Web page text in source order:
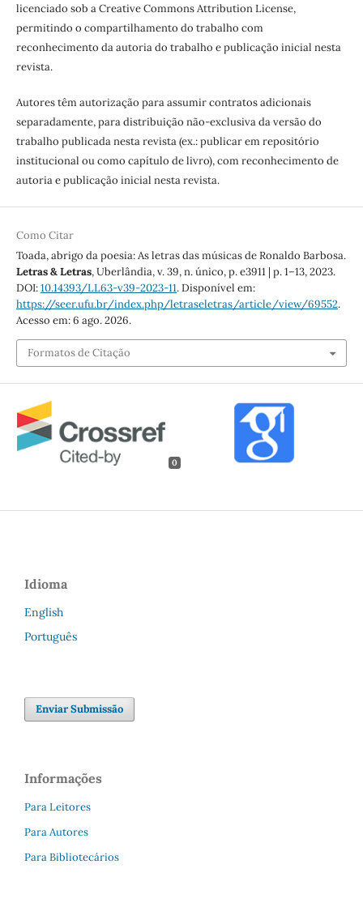
licenciado sob a Creative Commons Attribution License,
permitindo o compartilhamento do trabalho com
reconhecimento da autoria do trabalho e publicação inicial nesta
revista.
Autores têm autorização para assumir contratos adicionais
separadamente, para distribuição não-exclusiva da versão do
trabalho publicada nesta revista (ex.: publicar em repositório
institucional ou como capítulo de livro), com reconhecimento de
autoria e publicação inicial nesta revista.
Como Citar
Toada, abrigo da poesia: As letras das músicas de Ronaldo Barbosa.
Letras & Letras, Uberlândia, v. 39, n. único, p. e3911 | p. 1–13, 2023.
DOI:10.14393/LL63-v39-2023-11. Disponível em:
https://seer.ufu.br/index.php/letraseletras/article/view/69552.
Acesso em: 6 ago. 2026.
Formatos de Citação
0
Idioma
English
Português
Enviar Submissão
Informações
Para Leitores
Para Autores
Para Bibliotecários